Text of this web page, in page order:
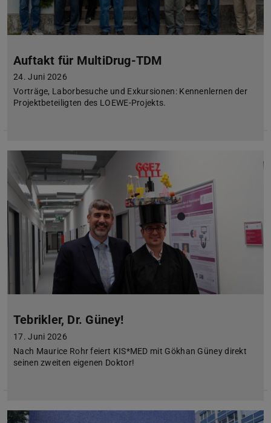
Auftakt für MultiDrug-TDM
24. Juni 2026
Vorträge, Laborbesuche und Exkursionen: Kennenlernen der
Projektbeteiligten des LOEWE-Projekts.
Tebrikler, Dr. Güney!
17. Juni 2026
Nach Maurice Rohr feiert KIS*MED mit Gökhan Güney direkt
seinen zweiten eigenen Doktor!